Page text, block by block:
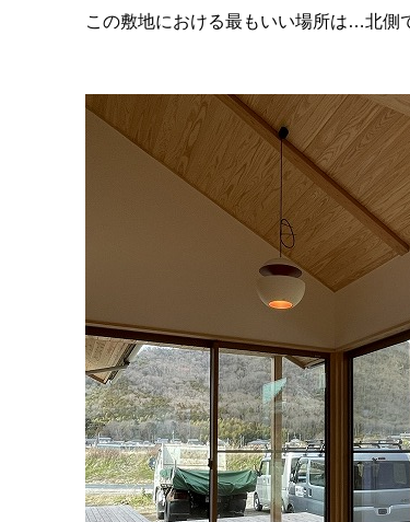
この敷地における最もいい場所は…北側